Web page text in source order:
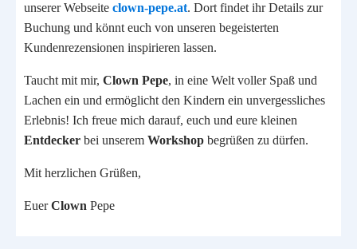
unserer Webseite clown-pepe.at. Dort findet ihr Details zur
Buchung und könnt euch von unseren begeisterten
Kundenrezensionen inspirieren lassen.
Taucht mit mir, Clown Pepe, in eine Welt voller Spaß und
Lachen ein und ermöglicht den Kindern ein unvergessliches
Erlebnis! Ich freue mich darauf, euch und eure kleinen
Entdecker bei unserem Workshop begrüßen zu dürfen.
Mit herzlichen Grüßen,
EuerClown Pepe